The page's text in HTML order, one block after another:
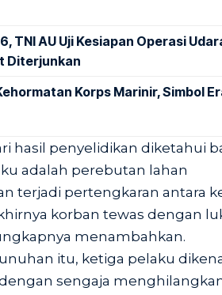
TNI AU Uji Kesiapan Operasi
Diterjunkan
Korps Marinir, Simbol
hasil penyelidikan diketahui
adalah perebutan lahan
terjadi pertengkaran antara
korban tewas dengan
menambahkan.
itu, ketiga pelaku
dengan sengaja